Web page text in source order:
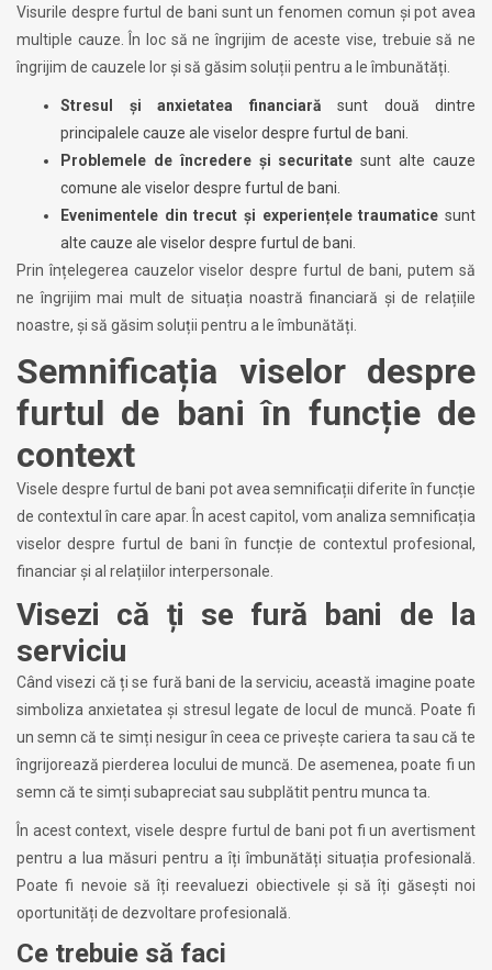
Visurile despre furtul de bani sunt un fenomen comun și pot avea
multiple cauze. În loc să ne îngrijim de aceste vise, trebuie să ne
îngrijim de cauzele lor și să găsim soluții pentru a le îmbunătăți.
Stresul și anxietatea financiară sunt două dintre
principalele cauze ale viselor despre furtul de bani.
Problemele de încredere și securitate sunt alte cauze
comune ale viselor despre furtul de bani.
Evenimentele din trecut și experiențele traumatice sunt
alte cauze ale viselor despre furtul de bani.
Prin înțelegerea cauzelor viselor despre furtul de bani, putem să
ne îngrijim mai mult de situația noastră financiară și de relațiile
noastre, și să găsim soluții pentru a le îmbunătăți.
Semnificația viselor despre
furtul de bani în funcție de
context
Visele despre furtul de bani pot avea semnificații diferite în funcție
de contextul în care apar. În acest capitol, vom analiza semnificația
viselor despre furtul de bani în funcție de contextul profesional,
financiar și al relațiilor interpersonale.
Visezi că ți se fură bani de la
serviciu
Când visezi că ți se fură bani de la serviciu, această imagine poate
simboliza anxietatea și stresul legate de locul de muncă. Poate fi
un semn că te simți nesigur în ceea ce privește cariera ta sau că te
îngrijorează pierderea locului de muncă. De asemenea, poate fi un
semn că te simți subapreciat sau subplătit pentru munca ta.
În acest context, visele despre furtul de bani pot fi un avertisment
pentru a lua măsuri pentru a îți îmbunătăți situația profesională.
Poate fi nevoie să îți reevaluezi obiectivele și să îți găsești noi
oportunități de dezvoltare profesională.
Ce trebuie să faci